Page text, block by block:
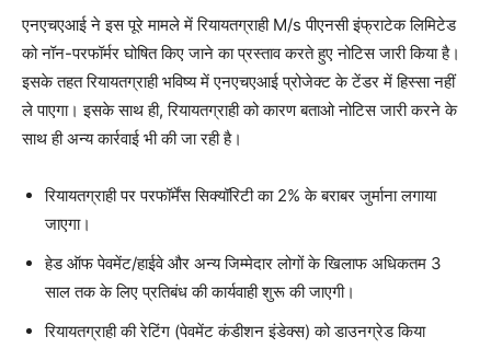
एनएचएआई ने इस पूरे मामले में रियायतग्राही M/s पीएनसी इंफ्राटेक लिमिटेड
को नॉन-परफॉर्मर घोषित किए जाने का प्रस्ताव करते हुए नोटिस जारी किया है।
इसके तहत रियायतग्राही भविष्य में एनएचएआई प्रोजेक्ट के टेंडर में हिस्सा नहीं
ले पाएगा। इसके साथ ही, रियायतग्राही को कारण बताओ नोटिस जारी करने के
साथ ही अन्य कार्रवाई भी की जा रही है।
रियायतग्राही पर परफॉर्मेंस सिक्यॉरिटी का 2% के बराबर जुर्माना लगाया
जाएगा।
हेड ऑफ पेवमेंट/हाईवे और अन्य जिम्मेदार लोगों के खिलाफ अधिकतम 3
साल तक के लिए प्रतिबंध की कार्यवाही शुरू की जाएगी।
रियायतग्राही की रेटिंग (पेवमेंट कंडीशन इंडेक्स) को डाउनग्रेड किया